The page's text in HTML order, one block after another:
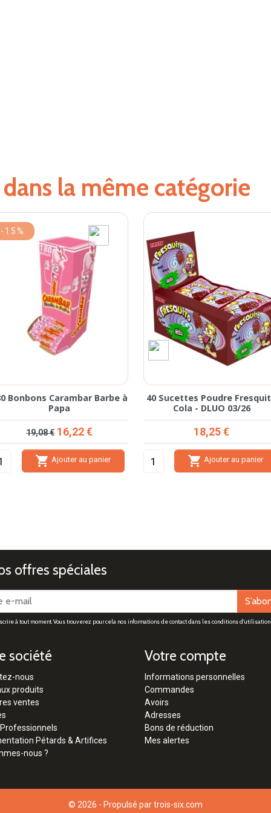
la même catégorie
Bonbons Carambar Barbe à
Papa
Prix de base
19,08 € Prix
16,22 €
 Ajouter au panier
-15%
40 Sucettes Poudre
Cola - DLUO 03/26
Prix
18,25 €
 Ajouter au panier
offres spéciales
à tout moment. Vous trouverez pour cela nos informations de contact dans les conditions
société
nous
produits
ventes
Pétards & Artifices
nous ?
Votre compte
Informations personnelles
Commandes
Avoirs
Adresses
Bons de réduction
Mes alertes
© 2026 - Propulsé partrois-six.com